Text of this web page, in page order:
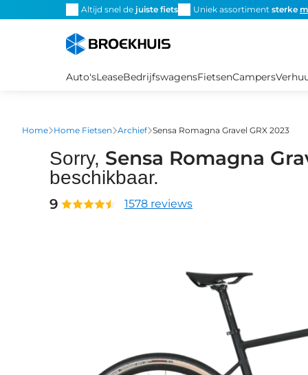
Altijd snel de juiste fiets Uniek assortiment sterke
Auto'sLeaseBedrijfswagensFietsenCampers
Home Home Fietsen Archief Sensa Romagna Gravel GRX 2023
Sorry, Sensa Romagna
beschikbaar.
9 1578 reviews